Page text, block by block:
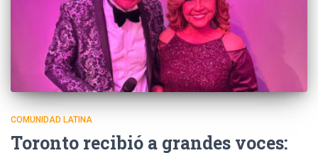
COMUNIDAD LATINA
Toronto recibió a grandes voces: